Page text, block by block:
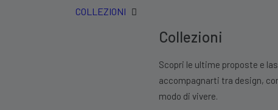
COLLEZIONI
Collezioni
Scopri le ultime proposte e
accompagnarti tra design,
modo di vivere.